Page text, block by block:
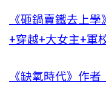
《砸鍋賣鐵去上
+穿越+大女主+軍
《缺氧時代》作